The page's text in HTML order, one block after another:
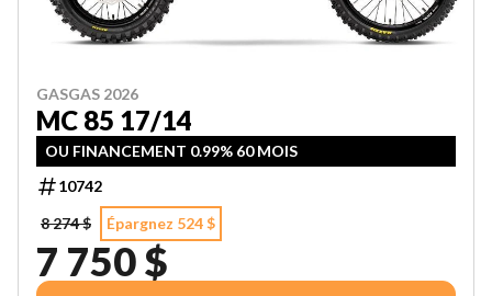
GASGAS 2026
MC 85 17/14
OU FINANCEMENT 0.99% 60 MOIS
10742
8 274 $
Épargnez 524 $
7 750 $